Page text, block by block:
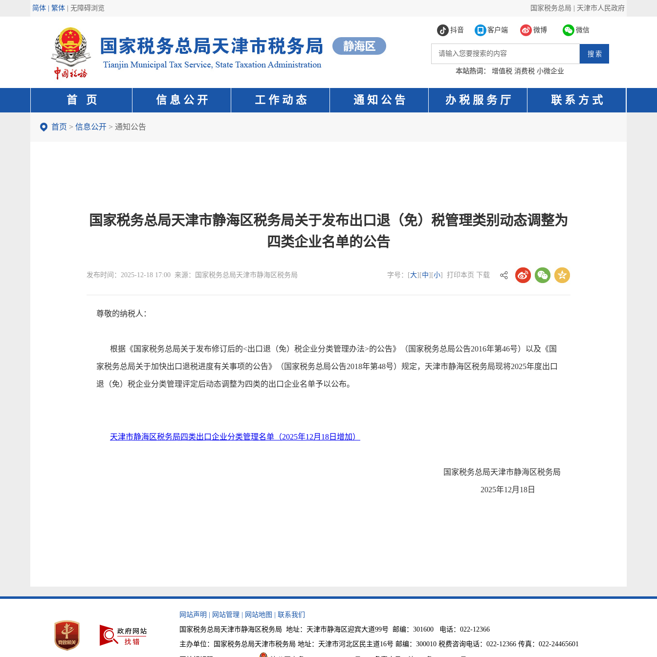
简体 | 繁体 无障碍浏览 国家税务总局 天津市人民政府
抖音 客户端 微博 微信
本站热词： 增值税 消费税 小微企业
首 页 信 息 公 开 工 作 动 态 通 知 公 告 办 税 服 务 厅 联 系 方 式
首页 > 信息公开 > 通知公告
国家税务总局天津市静海区税务局关于发布出口退（免）税管理类别动态调整为
四类企业名单的公告
发布时间：2025-12-18 17:00 来源：国家税务总局天津市静海区税务局 字号：[大][中][小] 打印本页 下载
尊敬的纳税人：
根据《国家税务总局关于发布修订后的<出口退（免）税企业分类管理办法>的公告》（国家税务总局公告2016年第46号）以及《国
家税务总局关于加快出口退税进度有关事项的公告》（国家税务总局公告2018年第48号）规定，天津市静海区税务局现将2025年度出口
退（免）税企业分类管理评定后动态调整为四类的出口企业名单予以公布。
天津市静海区税务局四类出口企业分类管理名单（2025年12月18日增加）
国家税务总局天津市静海区税务局
2025年12月18日
网站声明 网站管理 网站地图
联系我们
国家税务总局天津市静海区税务局 地址：天津市静海区迎宾大道99号 邮编：301600 电话：022-12366
主办单位：国家税务总局天津市税务局 地址：天津市河北区民主道16号 邮编：300010 税费咨询电话：022-12366 传真：022-24465601